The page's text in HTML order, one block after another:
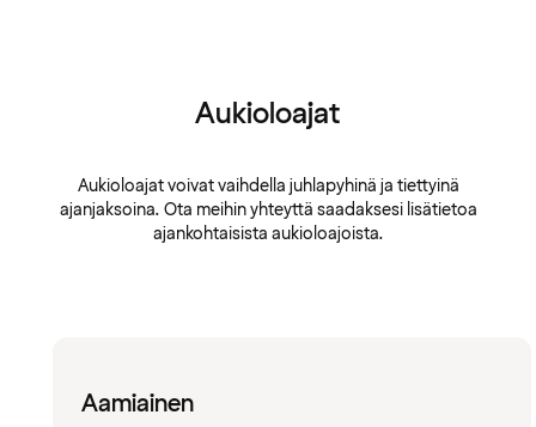
Aukioloajat
Aukioloajat voivat vaihdella juhlapyhinä ja tiettyinä
ajanjaksoina. Ota meihin yhteyttä saadaksesi lisätietoa
ajankohtaisista aukioloajoista.
Aamiainen